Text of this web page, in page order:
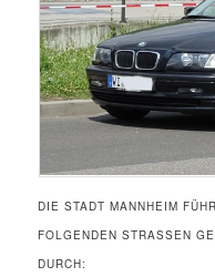
DIE STADT MANNHEIM
FOLGENDEN STRASSEN
URCH: